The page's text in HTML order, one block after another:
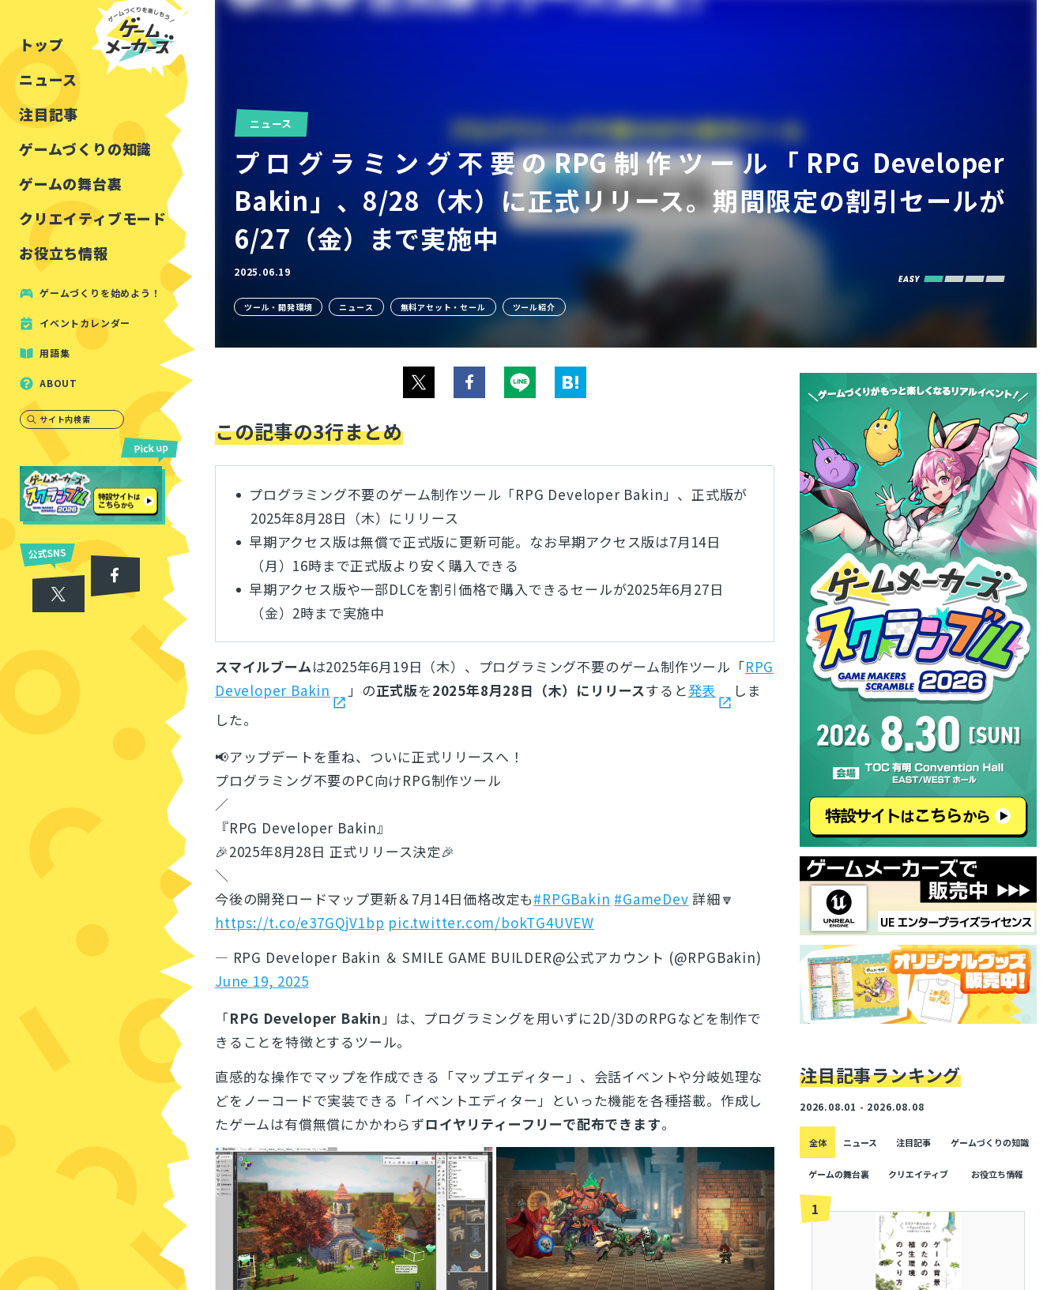
トップ
ニュース
注目記事
ゲームづくりの知識
チュートリアル
見た目を良くする
ゲームの舞台裏
インタビュー
クリエイティブモード
フォートナイト
お役立ち情報
公開資料まとめ
アセットレビュー
ツール紹介
周辺機器・ハードウェア
ゲームづくりを始めよう！
イベントカレンダー
用語集
ABOUT
サイト内検索
ニュース
プログラミング不要のRPG制作ツール「RPG Developer
Bakin」、8/28（木）に正式リリース。期間限定の割引セールが
6/27（金）まで実施中
2025.06.19
ツール・開発環境 ニュース 無料アセット・セール ツール紹介
この記事の3行まとめ
プログラミング不要のゲーム制作ツール「RPG Developer Bakin」、正式版が
2025年8月28日（木）にリリース
早期アクセス版は無償で正式版に更新可能。なお早期アクセス版は7月14日
（月）16時まで正式版より安く購入できる
早期アクセス版や一部DLCを割引価格で購入できるセールが2025年6月27日
（金）2時まで実施中
スマイルブームは2025年6月19日（木）、プログラミング不要のゲーム制作ツール「RPG
Developer Bakin
」の正式版を2025年8月28日（木）にリリースすると発表
しま
した。
📢アップデートを重ね、ついに正式リリースへ！
プログラミング不要のPC向けRPG制作ツール
／
『RPG Developer Bakin』
🎉2025年8月28日 正式リリース決定🎉
＼
今後の開発ロードマップ更新＆7月14日価格改定も#RPGBakin #GameDev 詳細🔽
https://t.co/e37GQjV1bp pic.twitter.com/bokTG4UVEW
— RPG Developer Bakin ＆ SMILE GAME BUILDER@公式アカウント (@RPGBakin)
June 19, 2025
「RPG Developer Bakin」は、プログラミングを用いずに2D/3DのRPGなどを制作で
きることを特徴とするツール。
直感的な操作でマップを作成できる「マップエディター」、会話イベントや分岐処理な
どをノーコードで実装できる「イベントエディター」といった機能を各種搭載。作成し
たゲームは有償無償にかかわらずロイヤリティーフリーで配布できます。
注目記事ランキング
2026.08.01 - 2026.08.08
全体 ニュース 注目記事 ゲームづくりの知識
ゲームの舞台裏 クリエイティブ お役立ち情報
1